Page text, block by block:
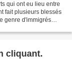
qui ont eu lieu entre
fait plusieurs blessés
genre d'immigrés
cliquant.